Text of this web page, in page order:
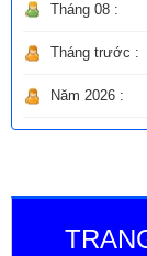
Tháng 08 :
Tháng trước :
Năm 2026 :